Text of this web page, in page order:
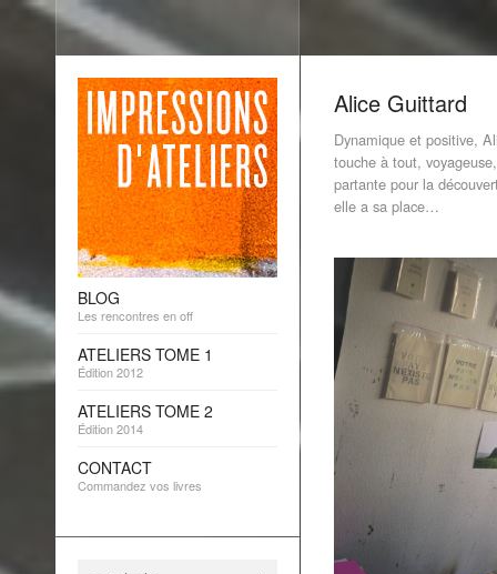
Alice Guittard
Dynamique et positive,
touche à tout,
partante pour la
elle a sa place…
BLOG
Les rencontres en off
ATELIERS TOME 1
Édition 2012
ATELIERS TOME 2
Édition 2014
CONTACT
Commandez vos livres